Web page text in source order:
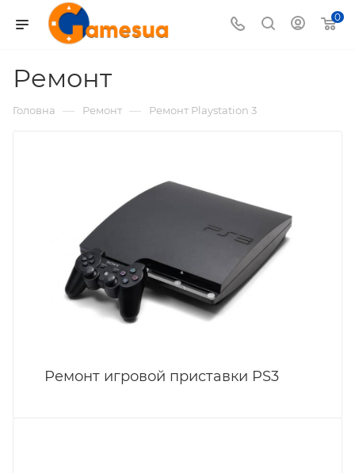
0
Ремонт
Головна — Ремонт — Ремонт Playstation 3
Ремонт игровой приставки PS3